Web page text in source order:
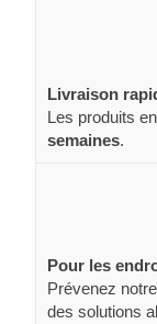
Livraison
Les produits
semaines.
Pour les
Prévenez
des solutions